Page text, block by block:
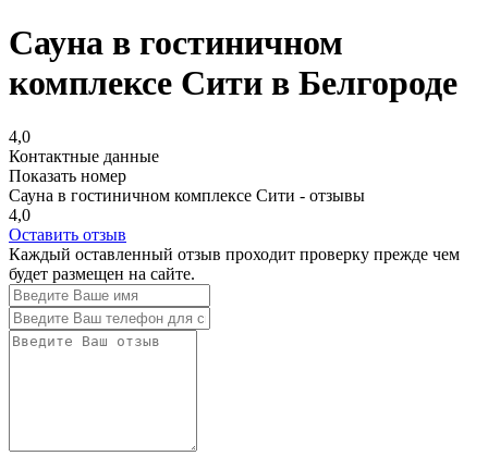
Сауна в гостиничном
комплексе Сити в Белгороде
4,0
Контактные данные
Показать номер
Сауна в гостиничном комплексе Сити - отзывы
4,0
Оставить отзыв
Каждый оставленный отзыв проходит проверку прежде чем
будет размещен на сайте.